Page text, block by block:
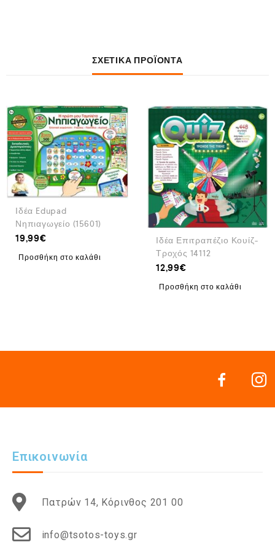
ΣΧΕΤΙΚΆ ΠΡΟΪΌΝΤΑ
Ιδέα Edupad
Νηπιαγωγείο (15601)
19,99€
Προσθήκη στο καλάθι
Ιδέα Επιτραπέζιο Κουίζ-
Τροχός 14112
12,99€
Προσθήκη στο καλάθι
Επικοινωνία
Πατρών 14, Κόρινθος 201 00
info@tsotos-toys.gr